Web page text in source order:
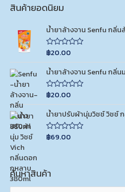
สินค้ายอดนิยม
น้ำยาล้างจาน Senfu กลิ่
R
e
d
0
o
o
5
฿20.00
น้ำยาล้างจาน Senfu กลิ่น
R
e
d
0
o
5
฿20.00
น้ำยาปรับผ้านุ่มวิชช์ วิชช์
R
0
o
u
฿69.00
ค้นหาสินค้า